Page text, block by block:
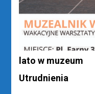
lato w muzeum
Utrudnienia